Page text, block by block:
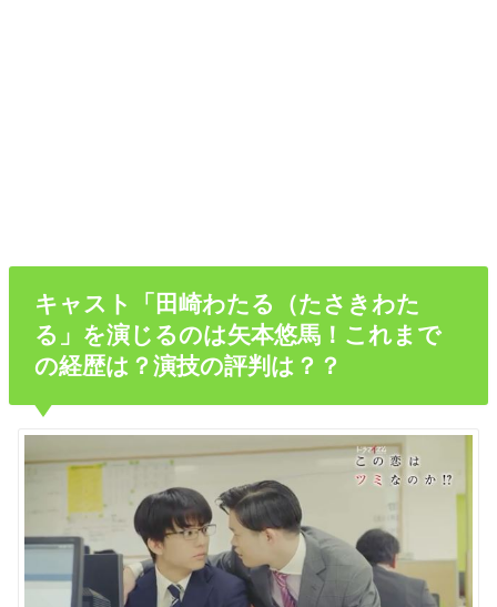
キャスト「田崎わたる（たさきわた
る」を演じるのは矢本悠馬！これまで
の経歴は？演技の評判は？？